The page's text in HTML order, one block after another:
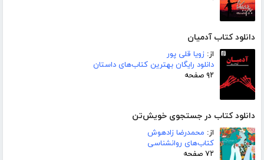
دانلود کتاب آدمیان
از: زویا قلی پور
دانلود رایگان بهترین کتاب‌های داستان
۹۲ صفحه
دانلود کتاب در جستجوی خویش‌تن
از: محمدرضا زادهوش
کتاب‌های روانشناسی
۷۲ صفحه